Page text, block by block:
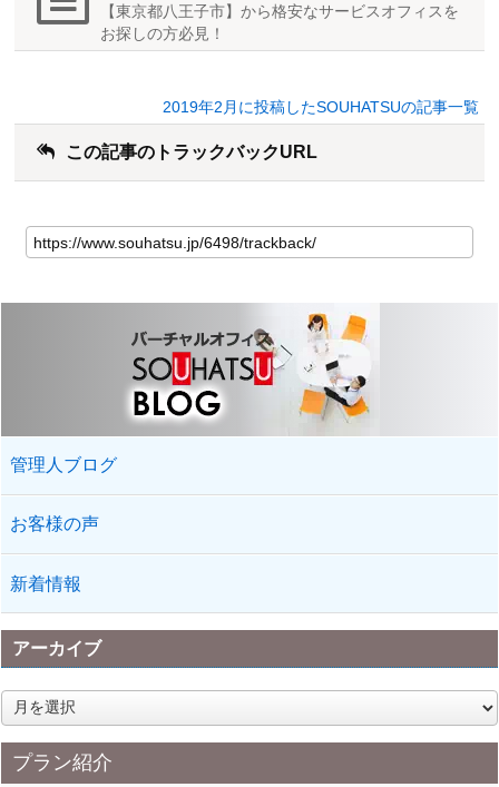
【東京都八王子市】から格安なサービスオフィスを
お探しの方必見！
2019年2月に投稿したSOUHATSUの記事一覧
この記事のトラックバックURL
管理人ブログ
お客様の声
新着情報
アーカイブ
ア
ー
カ
イプラン紹介